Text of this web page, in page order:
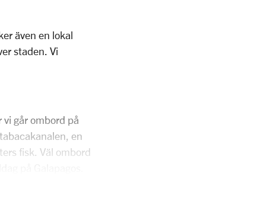
även en lokal
staden. Vi
går ombord på
en
fisk. Väl ombord
på Galapagos.